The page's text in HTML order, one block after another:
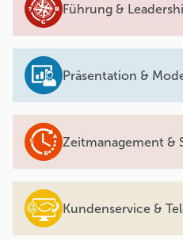
Führung &
Präsentation &
Zeitmanagement &
Kundenservice &